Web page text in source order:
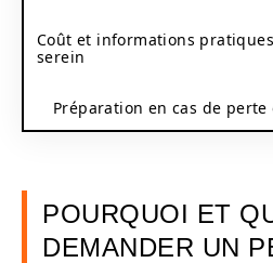
Coût et informations
serein
Préparation en cas de perte
POURQUOI ET
DEMANDER UN